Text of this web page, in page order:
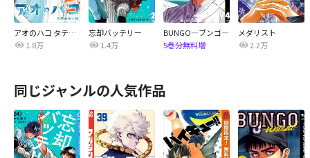
アオのハコ タテカラー版【タテヨミ】
1.8万
忘却バッテリー
1.4万
BUNGO―ブンゴ―
5巻分無料増
メダリスト
2.2万
同じジャンルの人気作品